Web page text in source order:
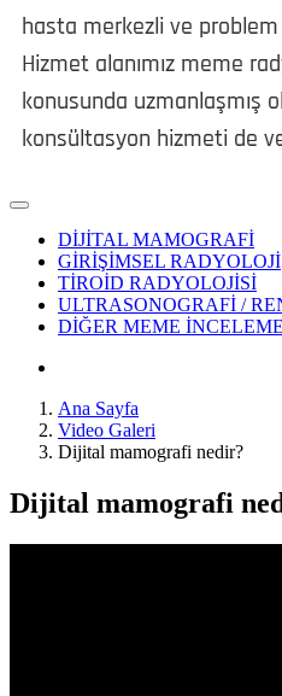
DİJİTAL MAMOGRAFİ
GİRİŞİMSEL RADYOLOJİ
TİROİD RADYOLOJİSİ
ULTRASONOGRAFİ /
DİĞER MEME
Ana Sayfa
Video Galeri
Dijital mamografi nedir?
Dijital mamografi